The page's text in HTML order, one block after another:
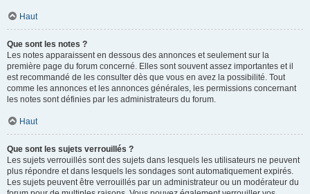
Haut
Que sont les notes ?
Les notes apparaissent en dessous des annonces et seulement sur la
première page du forum concerné. Elles sont souvent assez importantes et il
est recommandé de les consulter dès que vous en avez la possibilité. Tout
comme les annonces et les annonces générales, les permissions concernant
les notes sont définies par les administrateurs du forum.
Haut
Que sont les sujets verrouillés ?
Les sujets verrouillés sont des sujets dans lesquels les utilisateurs ne peuvent
plus répondre et dans lesquels les sondages sont automatiquement expirés.
Les sujets peuvent être verrouillés par un administrateur ou un modérateur du